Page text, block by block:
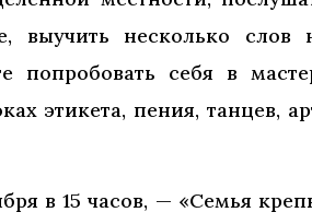
выучить несколько слов
попробовать себя в
этикета, пения, танцев,
в 15 часов, — «Семья